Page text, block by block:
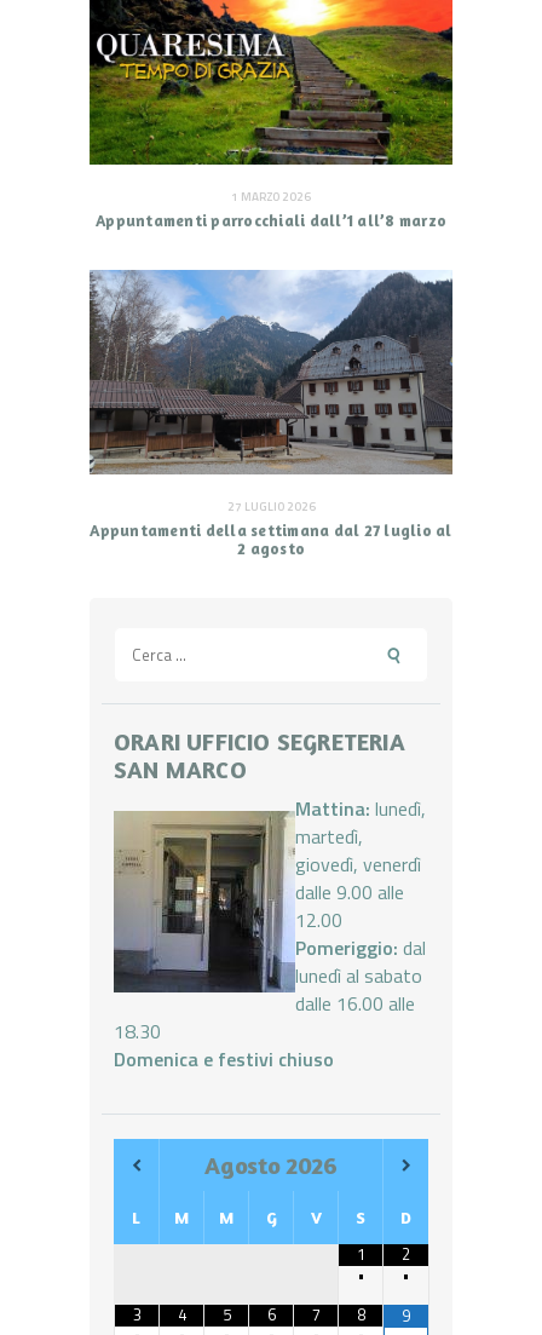
1 MARZO 2026
Appuntamenti parrocchiali dall’1 all’8 marzo
27 LUGLIO 2026
Appuntamenti della settimana dal 27 luglio al
2 agosto
per:
ORARI UFFICIO SEGRETERIA
SAN MARCO
Mattina: lunedì,
martedì,
giovedì, venerdì
dalle 9.00 alle
12.00
Pomeriggio: dal
lunedì al sabato
dalle 16.00 alle
18.30
Domenica e festivi chiuso
Agosto 2026
L M M G V S D
1
•
2
•
3
4
5
6
7
8
9